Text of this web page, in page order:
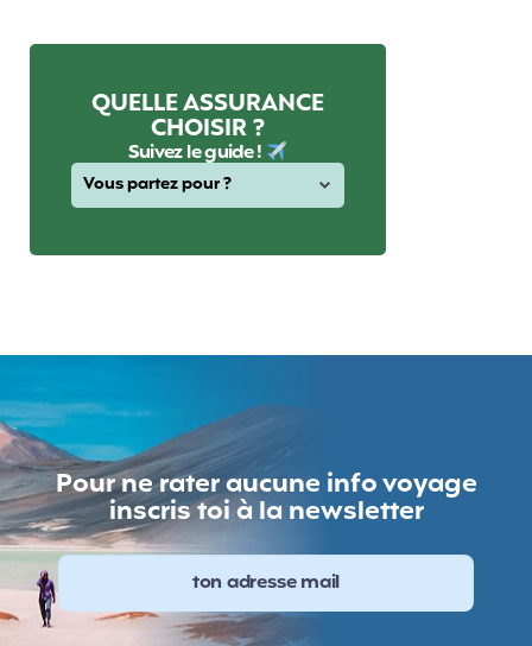
QUELLE ASSURANCE
CHOISIR ?
Suivez le guide !
Pour ne rater aucune info voyage
inscris toi à la newsletter